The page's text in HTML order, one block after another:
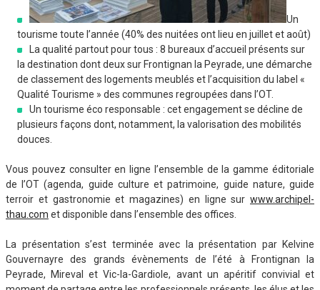
Un
tourisme toute l’année (40% des nuitées ont lieu en juillet et août)
La qualité partout pour tous : 8 bureaux d’accueil présents sur
la destination dont deux sur Frontignan la Peyrade, une démarche
de classement des logements meublés et l’acquisition du label «
Qualité Tourisme » des communes regroupées dans l’OT.
Un tourisme éco responsable : cet engagement se décline de
plusieurs façons dont, notamment, la valorisation des mobilités
douces.
Vous pouvez consulter en ligne l’ensemble de la gamme éditoriale
de l’OT (agenda, guide culture et patrimoine, guide nature, guide
terroir et gastronomie et magazines) en ligne sur www.archipel-
thau.com et disponible dans l’ensemble des offices.
La présentation s’est terminée avec la présentation par Kelvine
Gouvernayre des grands évènements de l’été à Frontignan la
Peyrade, Mireval et Vic-la-Gardiole, avant un apéritif convivial et